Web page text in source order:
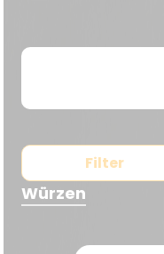
Filter
Würzen